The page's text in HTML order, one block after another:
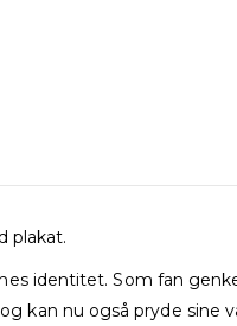
plakat.
identitet. Som fan
kan nu også pryde